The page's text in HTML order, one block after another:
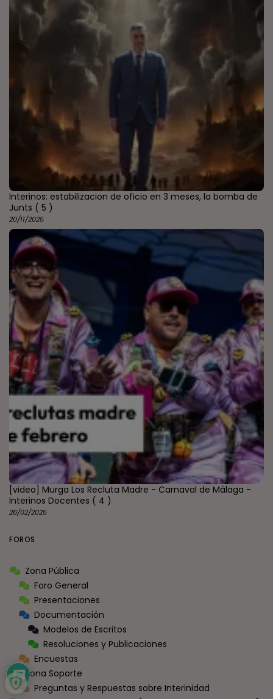
Interinos: estabilizacion de oficio en 3 meses, la bomba de
Junts ( 5 )
20/11/2025
[video] Murga Los Recluta Madre - Carnaval de Málaga -
Interinos Docentes ( 4 )
26/02/2025
FOROS
Zona Pública
Foro General
Presentaciones
Documentación
Modelos de Escritos
Resoluciones y Publicaciones
Encuestas
Zona Soporte
Preguntas y Respuestas sobre Interinidad